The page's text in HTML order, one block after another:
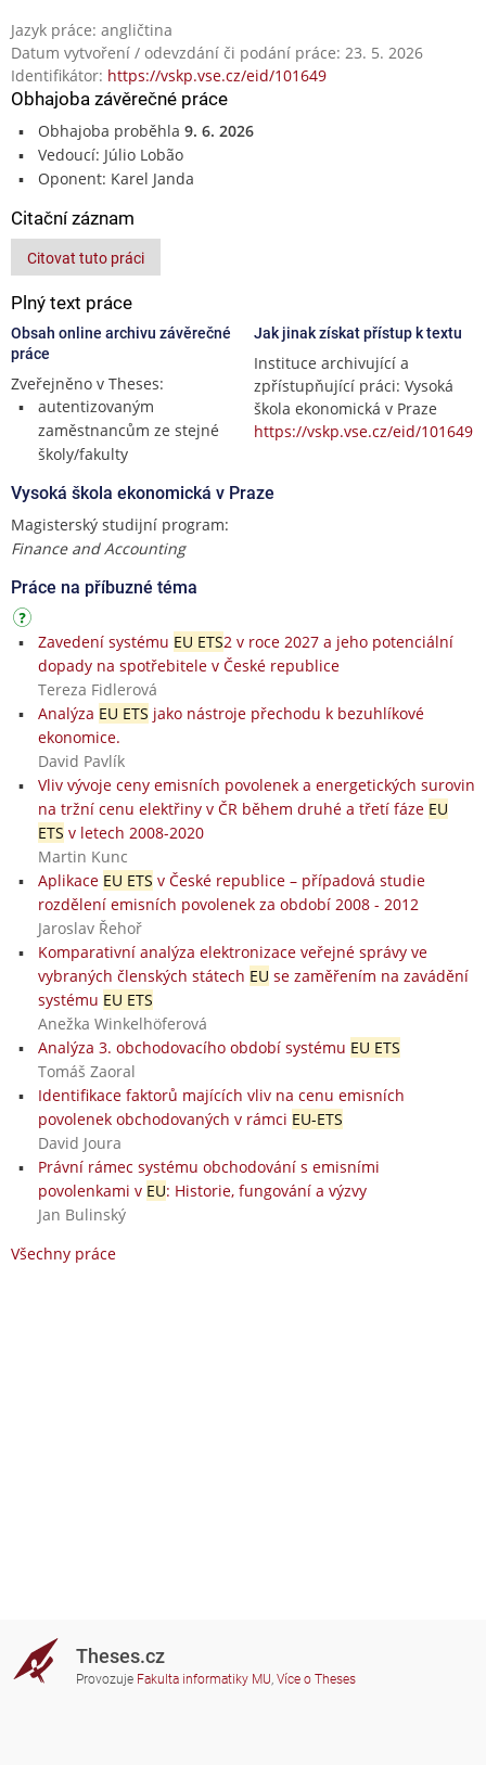
Jazyk práce: angličtina
Datum vytvoření / odevzdání či podání práce: 23. 5. 2026
Identifikátor: https://vskp.vse.cz/eid/101649
Obhajoba závěrečné práce
Obhajoba proběhla 9. 6. 2026
Vedoucí: Júlio Lobão
Oponent: Karel Janda
Citační záznam
Citovat tuto práci
Plný text práce
Obsah online archivu závěrečné
práce
Zveřejněno v Theses:
autentizovaným
zaměstnancům ze stejné
školy/fakulty
Jak jinak získat přístup k textu
Instituce archivující a
zpřístupňující práci: Vysoká
škola ekonomická v Praze
https://vskp.vse.cz/eid/101649
Vysoká škola ekonomická v Praze
Magisterský studijní program:
Finance and Accounting
Práce na příbuzné téma
Zavedení systému EU ETS2 v roce 2027 a jeho potenciální
dopady na spotřebitele v České republice
Tereza Fidlerová
Analýza EU ETS jako nástroje přechodu k bezuhlíkové
ekonomice.
David Pavlík
Vliv vývoje ceny emisních povolenek a energetických surovin
na tržní cenu elektřiny v ČR během druhé a třetí fáze EU
ETS v letech 2008-2020
Martin Kunc
Aplikace EU ETS v České republice – případová studie
rozdělení emisních povolenek za období 2008 - 2012
Jaroslav Řehoř
Komparativní analýza elektronizace veřejné správy ve
vybraných členských státech EU se zaměřením na zavádění
systému EU ETS
Anežka Winkelhöferová
Analýza 3. obchodovacího období systému EU ETS
Tomáš Zaoral
Identifikace faktorů majících vliv na cenu emisních
povolenek obchodovaných v rámci EU-ETS
David Joura
Právní rámec systému obchodování s emisními
povolenkami v EU: Historie, fungování a výzvy
Jan Bulinský
Všechny práce
Theses.cz
Provozuje Fakulta informatiky MU, Více o Theses